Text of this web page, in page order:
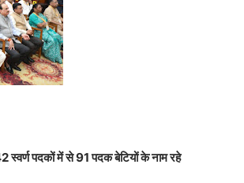
स्वर्ण पदकों में से 91 पदक बेटियों के नाम रहे